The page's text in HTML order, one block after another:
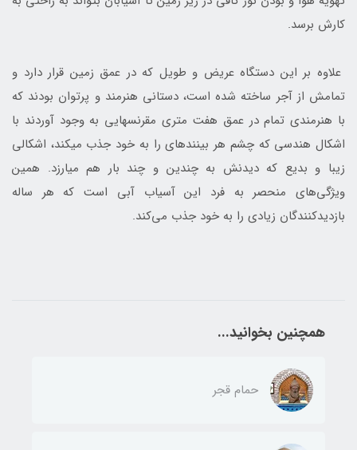
کارش برسد.
علاوه بر این دستگاه عریض و طویل که در عمق زمین قرار دارد و
تمامش از آجر ساخته شده است، دستانی هنرمند و پرتوان بودند که
با هنرمندی تمام در عمق هفت متری مقرنس‎هایی به وجود آوردند با
اشکال هندسی که چشم هر بیننده‎ای را به خود جذب می‎کند، اشکالی
زیبا و بدیع که دیدنش به چندین و چند بار هم می‎ارزد. همین
ویژگی‌های منحصر به فرد این آسیاب آبی است که هر ساله
بازدیدکنندگان زیادی را به خود جذب می‌کند.
همچنین بخوانید...
حمام قجر